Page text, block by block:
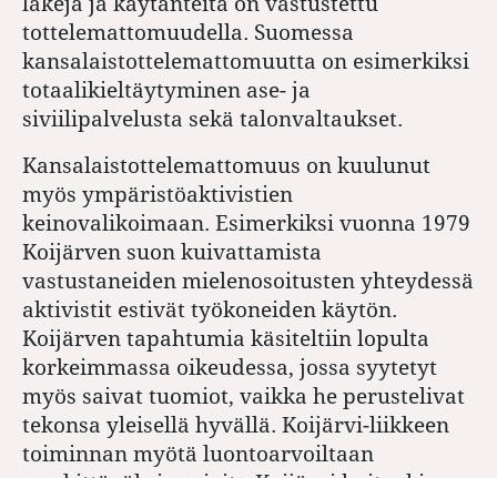
tottelemattomuudella. Suomessa
kansalaistottelemattomuutta on esimerkiksi
totaalikieltäytyminen ase- ja
siviilipalvelusta sekä talonvaltaukset.
Kansalaistottelemattomuus on kuulunut
myös ympäristöaktivistien
keinovalikoimaan. Esimerkiksi vuonna 1979
Koijärven suon kuivattamista
vastustaneiden mielenosoitusten yhteydessä
aktivistit estivät työkoneiden käytön.
Koijärven tapahtumia käsiteltiin lopulta
korkeimmassa oikeudessa, jossa syytetyt
myös saivat tuomiot, vaikka he perustelivat
tekonsa yleisellä hyvällä. Koijärvi-liikkeen
toiminnan myötä luontoarvoiltaan